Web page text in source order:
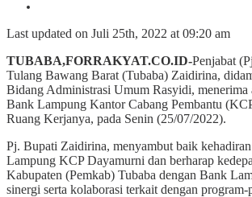
Last updated on Juli 25th, 2022 at 09:20 am
TUBABA,FORRAKYAT.CO.ID-Penjabat
Tulang Bawang Barat (Tubaba) Zaidirina,
Bidang Administrasi Umum Rasyidi, menerima
Bank Lampung Kantor Cabang Pembantu
Ruang Kerjanya, pada Senin (25/07/2022).
Pj. Bupati Zaidirina, menyambut baik
Lampung KCP Dayamurni dan berharap
Kabupaten (Pemkab) Tubaba dengan Bank
sinergi serta kolaborasi terkait dengan program-